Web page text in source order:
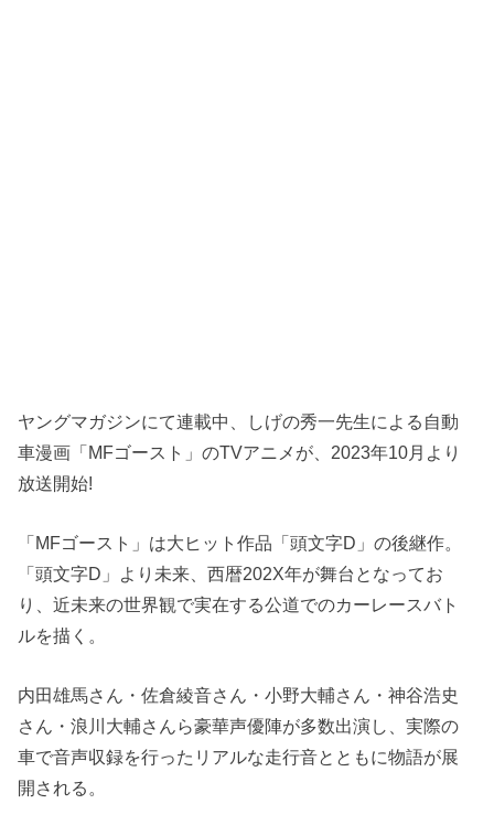
ヤングマガジンにて連載中、しげの秀一先生による自動
車漫画「MFゴースト」のTVアニメが、2023年10月より
放送開始!
「MFゴースト」は大ヒット作品「頭文字D」の後継作。
「頭文字D」より未来、西暦202X年が舞台となってお
り、近未来の世界観で実在する公道でのカーレースバト
ルを描く。
内田雄馬さん・佐倉綾音さん・小野大輔さん・神谷浩史
さん・浪川大輔さんら豪華声優陣が多数出演し、実際の
車で音声収録を行ったリアルな走行音とともに物語が展
開される。